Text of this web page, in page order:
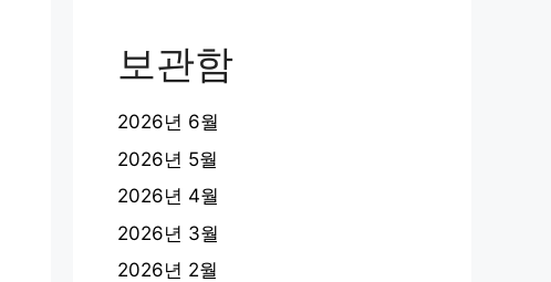
보관함
2026년 6월
2026년 5월
2026년 4월
2026년 3월
2026년 2월